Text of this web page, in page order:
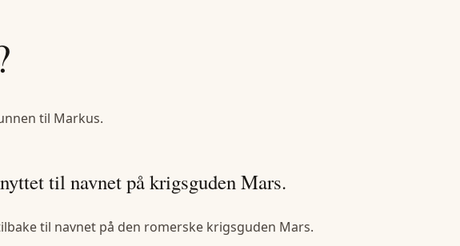
til Markus.
til navnet på krigsguden Mars.
til navnet på den romerske krigsguden Mars.